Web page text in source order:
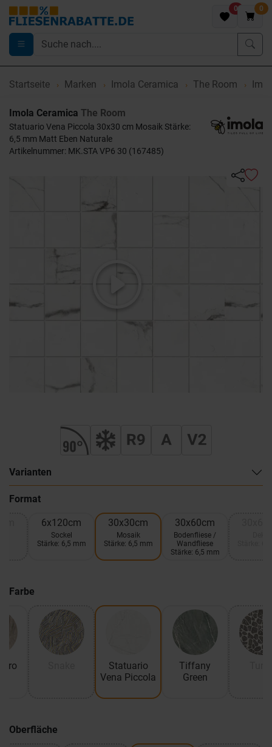
0 0
Startseite Marken Imola Ceramica The Room
Imola Ceramica The Room
Statuario Vena Piccola 30x30 cm Mosaik Stärke:
6,5 mm Matt Eben Naturale
Artikelnummer: MK.STA VP6 30 (167485)
Varianten
Format
6x120cm
Sockel
Stärke: 6,5 mm
30x30cm
Mosaik
Stärke: 6,5 mm
30x60cm
Bodenfliese /
Wandfliese
Stärke: 6,5 mm
Farbe
Statuario
Vena Piccola
Tiffany
Green
Oberfläche